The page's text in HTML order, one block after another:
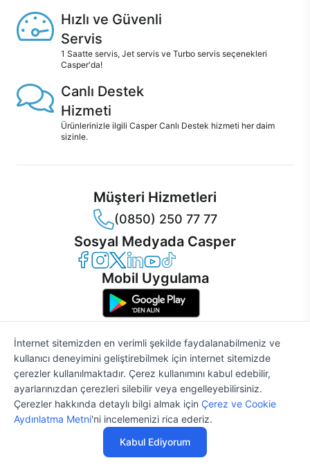
Hızlı ve Güvenli
Servis
1 Saatte servis, Jet servis ve Turbo servis seçenekleri
Casper'da!
Canlı Destek
Hizmeti
Ürünlerinizle ilgili Casper Canlı Destek hizmeti her daim
sizinle.
Müşteri Hizmetleri
(0850) 250 77 77
Sosyal Medyada Casper
Casper Facebook
Casper Instagram
Casper Twitter
Casper LinkedIn
Casper YouTube
Casper TikTok
Mobil Uygulama
© 2021 - 2026 Casper Bilgisayar Sistemleri A.Ş. Tüm Hakları Saklıdır
KVKK
Çerez Politikası
Bilgi Güvenliği
Bilgi Toplumu Hizmetleri
Mesafeli Satış Sözleşmesi
Aydınlatma Metni
İnternet sitemizden en verimli şekilde faydalanabilmeniz ve
kullanıcı deneyimini geliştirebilmek için internet sitemizde
çerezler kullanılmaktadır. Çerez kullanımını kabul edebilir,
ayarlarınızdan çerezleri silebilir veya engelleyebilirsiniz.
Çerezler hakkında detaylı bilgi almak için Çerez ve Cookie
Aydınlatma Metni'ni incelemenizi rica ederiz.
Kabul Ediyorum